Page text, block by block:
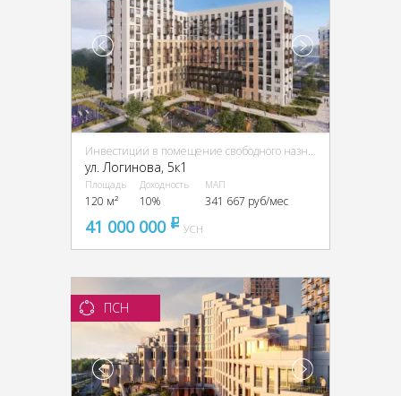
Инвестиции в помещение свободного назначения (ПСН)
ул. Логинова, 5к1
Площадь
120 м²
Доходность
10%
МАП
341 667 руб/мес
41 000 000 pуб
УСН
ПСН